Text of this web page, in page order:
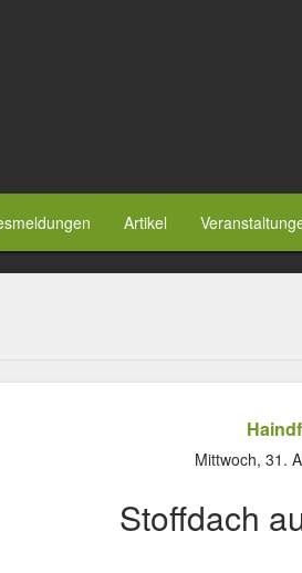
Artikel
Mittwoch, 31.
Stoffdach